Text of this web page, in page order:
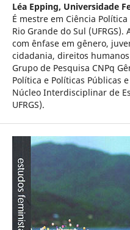
Léa Epping, Universidade
É mestre em Ciência
Rio Grande do Sul
com ênfase em gênero,
cidadania, direitos
Grupo de Pesquisa CNPq
Política e Políticas Públicas
Núcleo Interdisciplinar de
UFRGS).